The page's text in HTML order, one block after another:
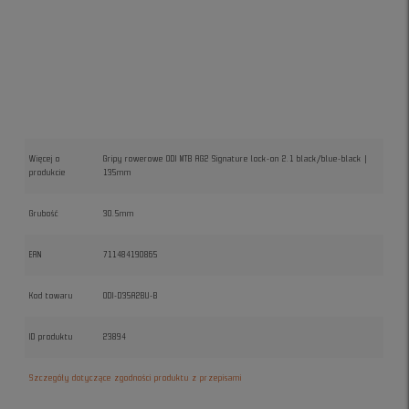
Więcej o
produkcie
Gripy rowerowe ODI MTB AG2 Signature lock-on 2.1 black/blue-black |
135mm
Grubość 30.5mm
EAN 711484190865
Kod towaru ODI-D35A2BU-B
ID produktu 23894
Szczegóły dotyczące zgodności produktu z przepisami